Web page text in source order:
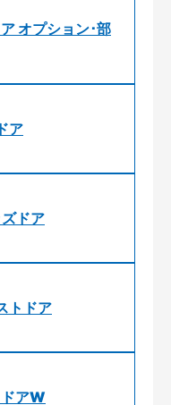
オプション･部
ア
ドア
トドア
アW